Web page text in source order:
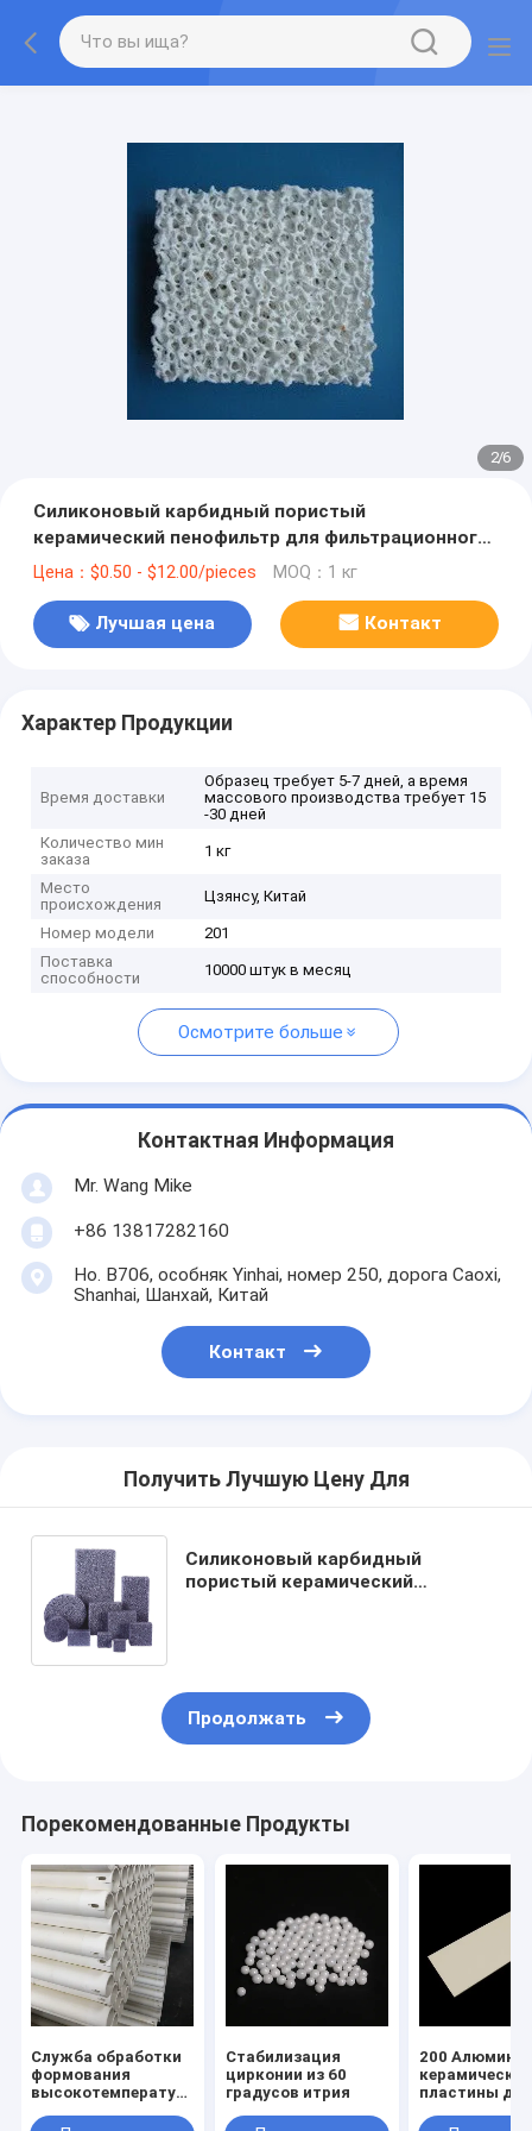
2/6
Силиконовый карбидный пористый
керамический пенофильтр для фильтрационного
раствора расплавленного металла
Цена：$0.50 - $12.00/pieces MOQ：1 кг
Лучшая цена Контакт
Характер Продукции
Время доставки
Образец требует 5-7 дней, а время
массового производства требует 15
-30 дней
Количество мин
заказа
1 кг
Место
происхождения
Цзянсу, Китай
Номер модели
201
Поставка
способности
10000 штук в месяц
Осмотрите больше
Контактная Информация
Mr. Wang Mike
+86 13817282160
Но. B706, особняк Yinhai, номер 250, дорога Caoxi,
Shanhai, Шанхай, Китай
Контакт
Получить Лучшую Цену Для
Силиконовый карбидный
пористый керамический
Продолжать
Порекомендованные Продукты
Служба обработки
формования
высокотемпературные
Стабилизация
цирконии из 60
градусов итрия
200
керамические
пластины для